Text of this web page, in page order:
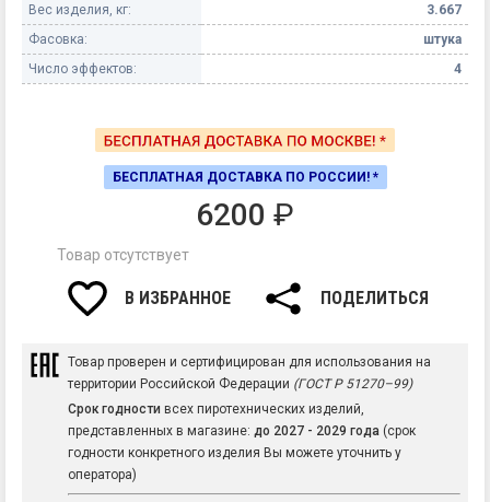
Вес изделия, кг:
3.667
Фасовка:
штука
Число эффектов:
4
БЕСПЛАТНАЯ ДОСТАВКА ПО РОССИИ! *
6200 ₽
Товар отсутствует
В ИЗБРАННОЕ ПОДЕЛИТЬСЯ
Товар проверен и сертифицирован для использования на
территории Российской Федерации (ГОСТ Р 51270–99)
Срок годности всех пиротехнических изделий,
представленных в магазине: до 2027 - 2029 года (срок
годности конкретного изделия Вы можете уточнить у
оператора)